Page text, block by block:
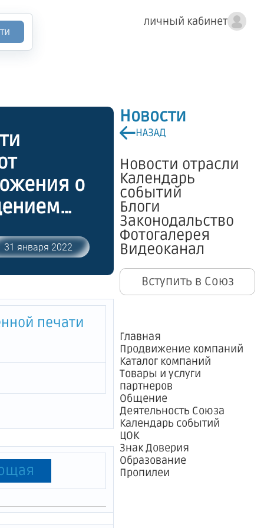
личный кабинет
Новости
НАЗАД
Новости отрасли
Календарь
событий
Блоги
Законодальство
Фотогалерея
Видеоканал
Вступить в Союз
Главная
Продвижение компаний
Каталог компаний
Товары и услуги
партнеров
Общение
Деятельность Союза
Календарь событий
ЦОК
Знак Доверия
Образование
Пропилеи
о
31 января 2022
печати